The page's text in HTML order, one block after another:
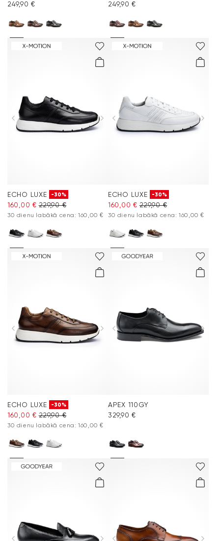
249,90 € 249,90 €
ECHO LUXE -30%
160,00 € 229,90 €
30 dienu labākā cena: 160,00 €
ECHO LUXE -30%
160,00 € 229,90 €
30 dienu labākā cena: 160,00 €
ECHO LUXE -30%
160,00 € 229,90 €
30 dienu labākā cena: 160,00 €
APEX 110GY
329,90 €